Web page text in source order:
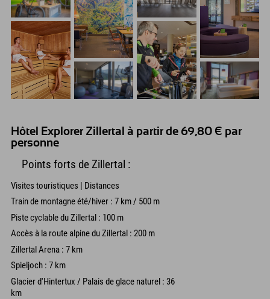
Hôtel Explorer Zillertal à partir de 69,80 € par
personne
Points forts de Zillertal :
Visites touristiques | Distances
Train de montagne été/hiver : 7 km / 500 m
Piste cyclable du Zillertal : 100 m
Accès à la route alpine du Zillertal : 200 m
Zillertal Arena : 7 km
Spieljoch : 7 km
Glacier d'Hintertux / Palais de glace naturel : 36
km